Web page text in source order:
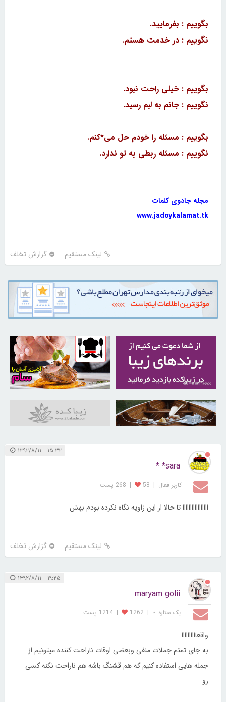
بگوییم : بفرمایید.
نگوییم : در خدمت هستم.
بگوییم : خیلی راحت نبود.
نگوییم : جانم به لبم رسید.
بگوییم : مسئله را خودم حل می*کنم.
نگوییم : مسئله ربطی به تو ندارد.
مجله جادوی کلمات
www.jadoykalamat.tk
لینک مستقیم گزارش تخلف
30821653
30260521
31045678
۱۵:۳۲ ۱۳۹۲/۸/۱۱
sara* *
کاربر فعال |
58
| 268 پست
ااااااااااااااااا تا حالا از این زاویه نگاه نکرده بودم بهش
لینک مستقیم گزارش تخلف
۱۹:۲۵ ۱۳۹۲/۸/۱۱
maryam golii
یک ستاره ⋆ |
1262
| 1214 پست
واقعاااااااااا
به جای تمتم جملات منفی وبعضی اوقات ناراحت کننده میتونیم از
جمله هایی استفاده کنیم که هم قشنگ باشه هم ناراحت نکنه کسی
رو